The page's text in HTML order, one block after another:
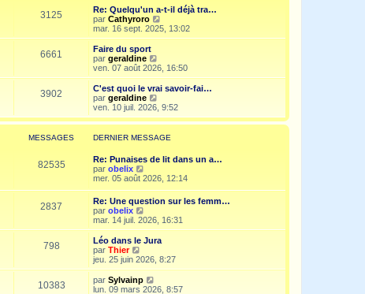
e
s
s
a
g
e
e
r
m
e
s
s
a
g
e
e
r
n
i
m
e
s
a
g
e
3125
Re: Quelqu'un a-t-il déjà tra…
par Cathyroro
o
i
e
d
e
r
n
i
e
m
s
a
g
e
mar. 16 sept. 2025, 13:02
6661
Faire du sport
par geraldine
o
i
r
e
d
e
r
n
e
m
e
s
a
g
e
ven. 07 août 2026, 16:50
3902
C'est quoi le vrai savoir-fai…
par geraldine
o
i
r
l
e
n
i
e
m
e
s
a
g
ven. 10 juil. 2026, 9:52
MESSAGES DERNIER MESSAGE
82535
Re: Punaises de lit dans un a…
par obelix
o
l
e
d
e
r
i
e
r
m
mer. 05 août 2026, 12:14
2837
Re: Une question sur les femm…
par obelix
o
i
r
e
e
r
mar. 14 juil. 2026, 16:31
798
Léo dans le Jura
par Thier
o
i
r
jeu. 25 juin 2026, 8:27
10383 par Sylvainp
o
lun. 09 mars 2026, 8:57